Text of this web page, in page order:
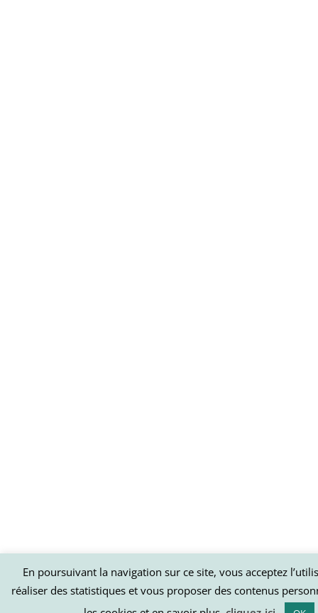
En poursuivant la navigation sur ce site, vous acceptez
réaliser des statistiques et vous proposer des contenus